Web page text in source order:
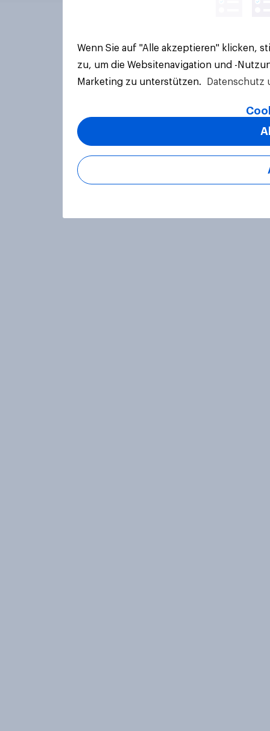
Wenn Sie auf "Alle akzeptieren" klicken,
zu, um die Websitenavigation und -
Marketing zu unterstützen.
Datenschutz